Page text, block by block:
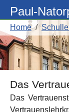
Skip to main
Skip to main content
Skip to page footer
Paul-
You are here:
Home
Das
Das